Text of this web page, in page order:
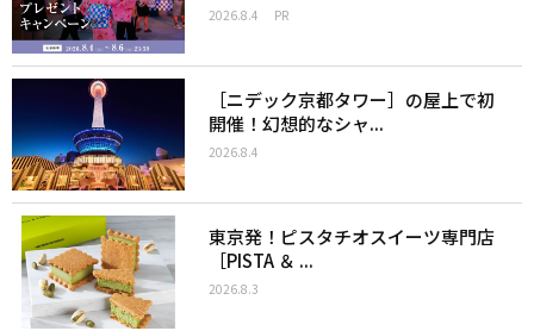
2026.8.4 PR
［ニデック京都タワー］の屋上で初
開催！幻想的なシャ...
2026.8.4
東京発！ピスタチオスイーツ専門店
［PISTA ＆ ...
2026.8.3